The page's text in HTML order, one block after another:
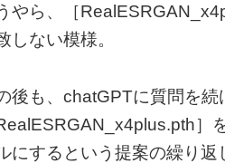
やら、［
しない模様。
後も、chatGPTに質問を
RealESRGAN_x4plus.pth］
にするという提案の繰り返